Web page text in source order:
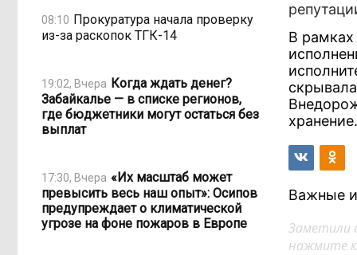
08:10 Прокуратура начала проверку
из-за раскопок ТГК-14
19:02, Вчера Когда ждать денег?
Забайкалье — в списке регионов,
где бюджетники могут остаться без
выплат
17:30, Вчера «Их масштаб может
превысить весь наш опыт»: Осипов
предупреждает о климатической
угрозе на фоне пожаров в Европе
В рамках
хранение.
Важные
Заметили
нажмите